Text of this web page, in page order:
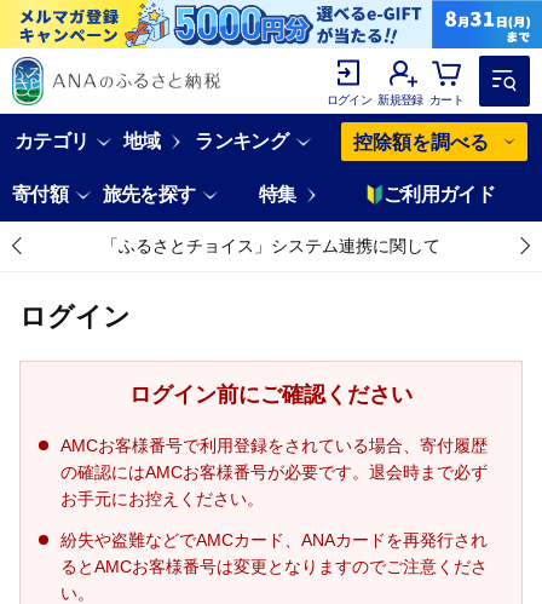
ログイン 新規登録 カート
カテゴリ 地域 ランキング 控除額を調べる
寄付額 旅先を探す 特集 ご利用ガイド
「ふるさとチョイス」システム連携に関して
ログイン
ログイン前にご確認ください
AMCお客様番号で利用登録をされている場合、寄付履歴
の確認にはAMCお客様番号が必要です。退会時まで必ず
お手元にお控えください。
紛失や盗難などでAMCカード、ANAカードを再発行され
るとAMCお客様番号は変更となりますのでご注意くださ
い。